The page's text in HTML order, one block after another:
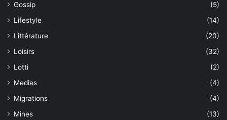
Gossip
(5)
Lifestyle
(14)
Littérature
(20)
Loisirs
(32)
Lotti
(2)
Medias
(4)
Migrations
(4)
Mines
(13)